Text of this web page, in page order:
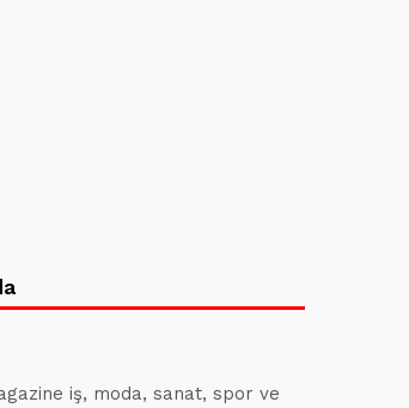
iş, moda, sanat, spor ve